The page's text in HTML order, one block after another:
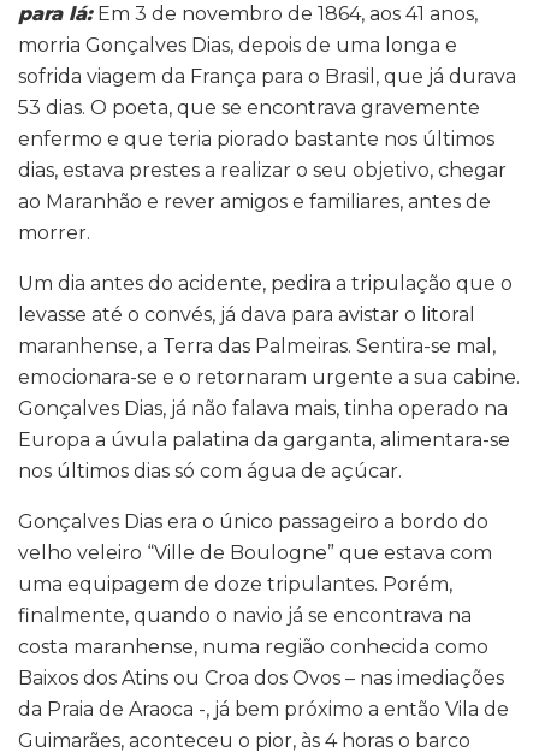
para lá:Em 3 de novembro de 1864, aos 41 anos,
morria Gonçalves Dias, depois de uma longa e
sofrida viagem da França para o Brasil, que já durava
53 dias. O poeta, que se encontrava gravemente
enfermo e que teria piorado bastante nos últimos
dias, estava prestes a realizar o seu objetivo, chegar
ao Maranhão e rever amigos e familiares, antes de
morrer.
Um dia antes do acidente, pedira a tripulação que o
levasse até o convés, já dava para avistar o litoral
maranhense, a Terra das Palmeiras. Sentira-se mal,
emocionara-se e o retornaram urgente a sua cabine.
Gonçalves Dias, já não falava mais, tinha operado na
Europa a úvula palatina da garganta, alimentara-se
nos últimos dias só com água de açúcar.
Gonçalves Dias era o único passageiro a bordo do
velho veleiro “Ville de Boulogne” que estava com
uma equipagem de doze tripulantes. Porém,
finalmente, quando o navio já se encontrava na
costa maranhense, numa região conhecida como
Baixos dos Atins ou Croa dos Ovos – nas imediações
da Praia de Araoca -, já bem próximo a então Vila de
Guimarães, aconteceu o pior, às 4 horas o barco